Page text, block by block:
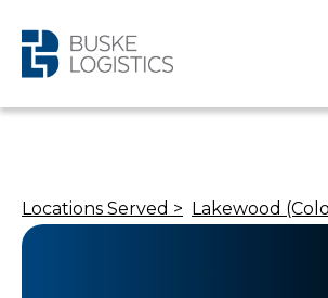
Locations Served > Lakewood